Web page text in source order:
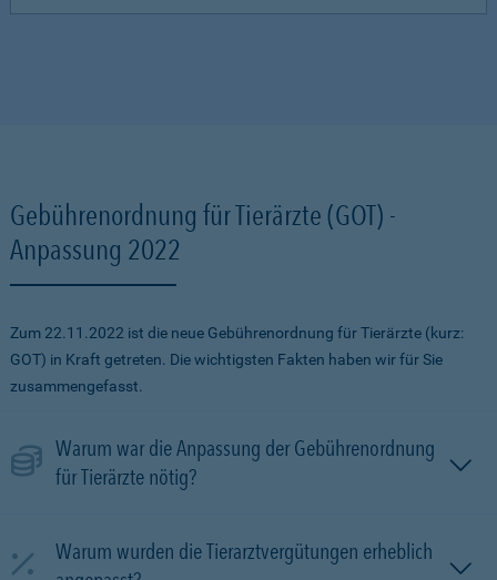
Gebührenordnung für Tierärzte (GOT) -
Anpassung 2022
Zum 22.11.2022 ist die neue Gebührenordnung für Tierärzte (kurz:
GOT) in Kraft getreten. Die wichtigsten Fakten haben wir für Sie
zusammengefasst.
Warum war die Anpassung der Gebührenordnung
für Tierärzte nötig?
Warum wurden die Tierarztvergütungen erheblich